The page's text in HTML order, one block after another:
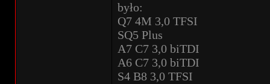
było:
Q7 4M 3,0 TFSI
SQ5 Plus
A7 C7 3,0 biTDI
A6 C7 3,0 biTDI
S4 B8 3,0 TFSI